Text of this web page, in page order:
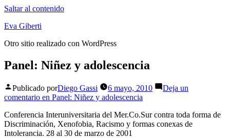
Saltar al contenido
Eva Giberti
Otro sitio realizado con WordPress
Panel: Niñez y adolescencia
Publicado porDiego Gassi 6 mayo, 2010
Deja un
comentario en Panel: Niñez y adolescencia
Conferencia Interuniversitaria del Mer.Co.Sur contra toda forma de
Discriminación, Xenofobia, Racismo y formas conexas de
Intolerancia. 28 al 30 de marzo de 2001